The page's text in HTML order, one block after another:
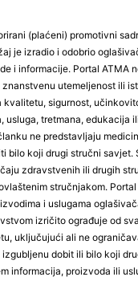
(plaćeni) promotivni
je izradio i odobrio
i informacije. Portal ATMA
utemeljenost ili
kvalitetu, sigurnost,
usluga, tretmana, edukacija
ne predstavljaju
bilo koji drugi stručni
zdravstvenih ili drugih
stručnjakom.
i uslugama
izričito ograđuje od
uključujući ali ne
dobit ili bilo koji
informacija, proizvoda ili